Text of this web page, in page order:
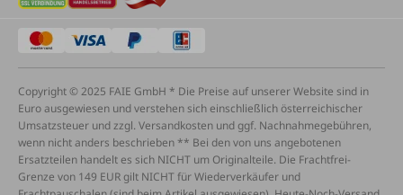
Copyright © 2025 FAIE GmbH * Die Preise auf unserer Website sind in
Euro ausgewiesen und verstehen sich einschließlich österreichischer
Umsatzsteuer und zzgl. Versandkosten und ggf. Nachnahmegebühren,
wenn nicht anders beschrieben ** Bei den von uns angebotenen
Ersatzteilen handelt es sich NICHT um Originalteile. Die Frachtfrei-
Grenze von 149 EUR gilt NICHT für Wiederverkäufer und